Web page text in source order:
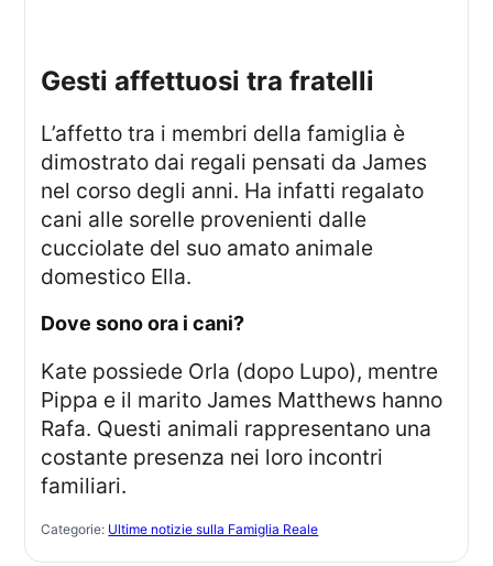
gesti affettuosi tra fratelli
L’affetto tra i membri della famiglia è
dimostrato dai regali pensati da James
nel corso degli anni. Ha infatti regalato
cani alle sorelle provenienti dalle
cucciolate del suo amato animale
domestico Ella.
dove sono ora i cani?
Kate possiede Orla (dopo Lupo), mentre
Pippa e il marito James Matthews hanno
Rafa. Questi animali rappresentano una
costante presenza nei loro incontri
familiari.
Categorie: Ultime notizie sulla Famiglia Reale